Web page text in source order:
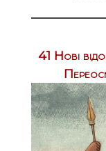
41 Нові